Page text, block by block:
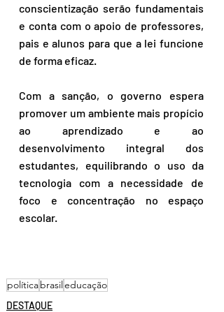
conscientização serão fundamentais
e conta com o apoio de professores,
pais e alunos para que a lei funcione
de forma eficaz.
Com a sanção, o governo espera
promover um ambiente mais propício
ao aprendizado e ao
desenvolvimento integral dos
estudantes, equilibrando o uso da
tecnologia com a necessidade de
foco e concentração no espaço
escolar.
políticabrasileducação
DESTAQUE